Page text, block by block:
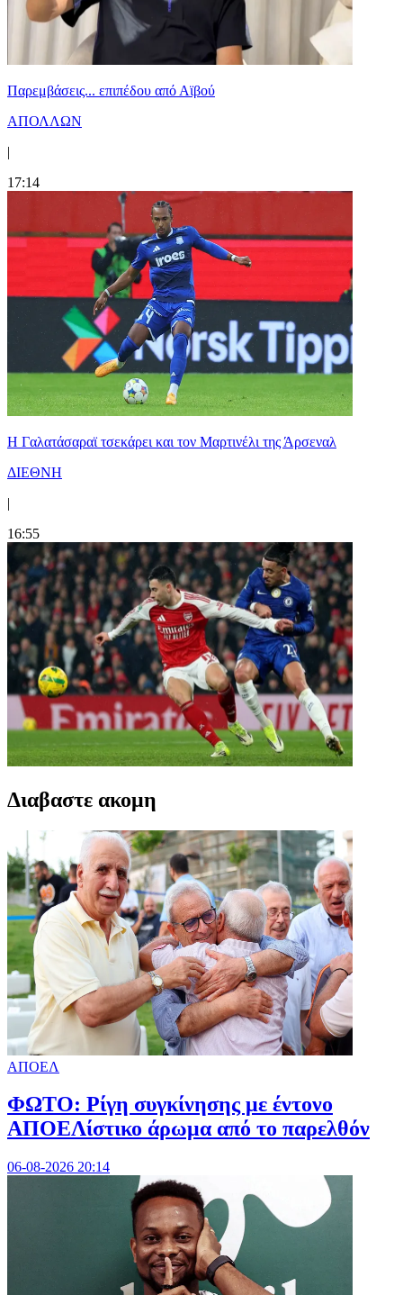
Παρεμβάσεις... επιπέδου από Αϊβού
ΑΠΟΛΛΩΝ
|
17:14
H Γαλατάσαραϊ τσεκάρει και τον Μαρτινέλι της Άρσεναλ
ΔΙΕΘΝΗ
|
16:55
Διαβαστε ακομη
ΑΠΟΕΛ
ΦΩΤΟ: Ρίγη συγκίνησης με έντονο
ΑΠΟΕΛίστικο άρωμα από το παρελθόν
06-08-2026 20:14